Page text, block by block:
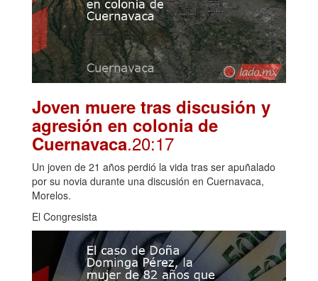
Joven muere tras discusión y
agresión en colonia de
Cuernavaca.20:17
Un joven de 21 años perdió la vida tras ser apuñalado
por su novia durante una discusión en Cuernavaca,
Morelos.
El Congresista